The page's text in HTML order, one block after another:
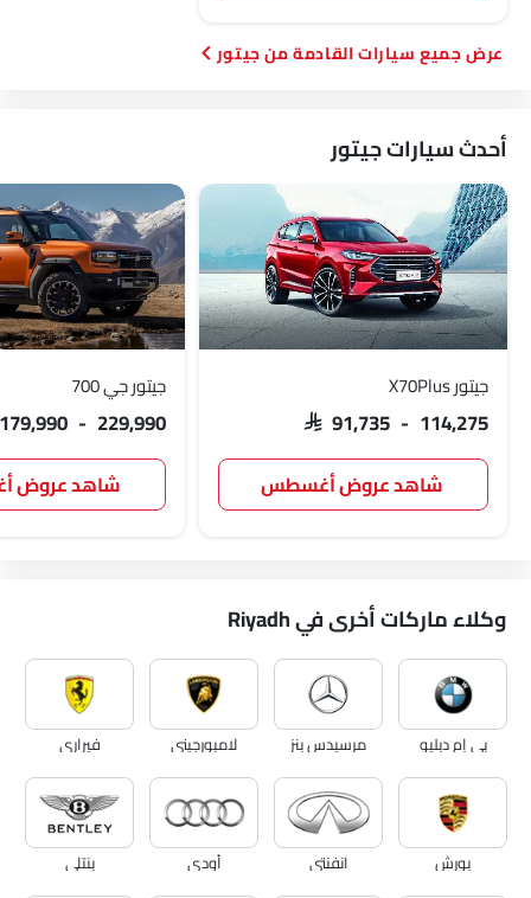
سيارات القادمة من جيتور
أحدث سيارات جيتور
جيتور X70Plus
SAR 91,735 - 114,275
شاهد عروض أغسطس
جيتور جي 700
179,990 - 229,990
شاهد عروض
وكلاء ماركات أخرى في Riyadh
بي إم دبليو مرسيدس بنز لامبورجيني فيراري
بورش انفنتي أودي بنتلي